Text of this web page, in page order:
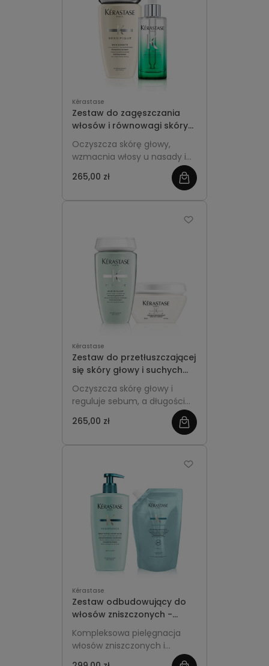
Kérastase
Zestaw do zagęszczania
włosów i równowagi skóry
głowy - Kérastase
Densifique + Spécifique
Oczyszcza skórę głowy,
wzmacnia włosy u nasady i
jednocześnie przywracając
265,00 zł
zobacz
więcej
Kérastase
Zestaw do przetłuszczającej
się skóry głowy i suchych
długości - Kérastase
Spécifique
Oczyszcza skórę głowy i
reguluje sebum, a długości
intensywnie nawilża, dzięki
czemu włosy są lekkie u
265,00 zł
zobacz
więcej
Kérastase
Zestaw odbudowujący do
włosów zniszczonych -
Kérastase Resistance
Szampon 500ml z pompką +
Refill 500ml
Kompleksowa pielęgnacja
włosów zniszczonych i